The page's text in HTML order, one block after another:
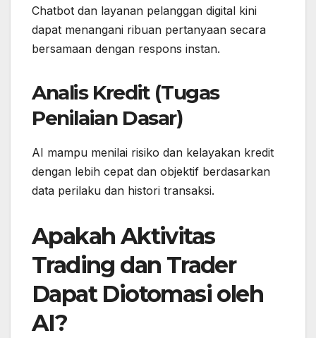
Chatbot dan layanan pelanggan digital kini
dapat menangani ribuan pertanyaan secara
bersamaan dengan respons instan.
Analis Kredit (Tugas
Penilaian Dasar)
AI mampu menilai risiko dan kelayakan kredit
dengan lebih cepat dan objektif berdasarkan
data perilaku dan histori transaksi.
Apakah Aktivitas
Trading dan Trader
Dapat Diotomasi oleh
AI?